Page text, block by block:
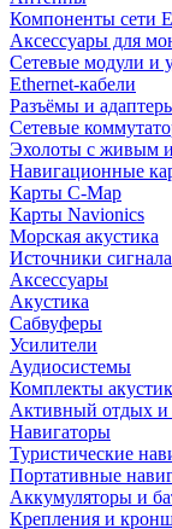
Компоненты сети
Аксессуары для
Сетевые модули и
Ethernet-кабели
Разъёмы и
Сетевые
Эхолоты с живым
Навигационные
Карты C-Map
Карты Navionics
Морская акустика
Источники сигнала
Аксессуары
Акустика
Сабвуферы
Усилители
Аудиосистемы
Комплекты
Активный отдых и
Навигаторы
Туристические
Портативные
Аккумуляторы и
Крепления и